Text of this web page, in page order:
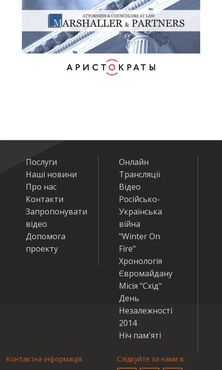
Послуги
Наші новини
Про нас
Контакти
Запропонувати
відео
Допомога
проекту
Онлайн
Трансляції
Відео
Російсько-
Українська
війна
"Winter On
Fire"
Хронологія
Євромайдану
Місія "Схід"
День
Незалежності
2014
Ніч пам'яті
Контактна інформація:
Слідкуйте за нами в: